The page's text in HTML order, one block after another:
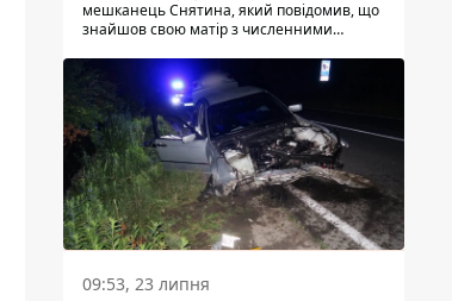
мешканець Снятина, який повідомив, що
знайшов свою матір з численними
з'ясували правоохоронці, ці травми жінці
наніс її син.
09:53, 23 липня